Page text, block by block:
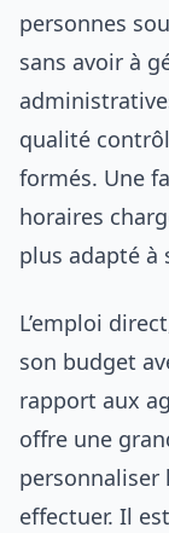
personnes
sans avoir à
qualité
formés. Une
horaires
plus adapté à
L’emploi
son budget
rapport aux
offre une
personnaliser
effectuer. Il